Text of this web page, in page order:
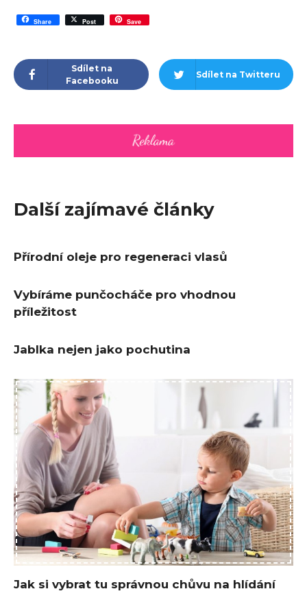
Share Post Save
Sdílet na
Facebooku
Sdílet na Twitteru
Další zajímavé články
Přírodní oleje pro regeneraci vlasů
Vybíráme punčocháče pro vhodnou
příležitost
Jablka nejen jako pochutina
Jak si vybrat tu správnou chůvu na hlídání